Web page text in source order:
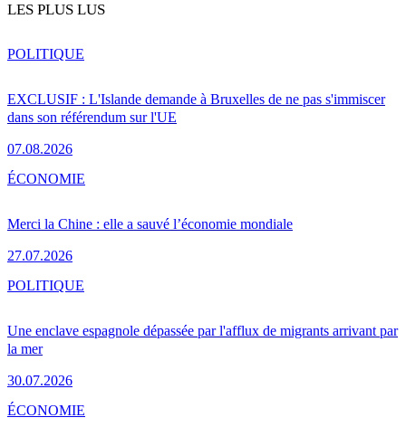
LES PLUS LUS
EXCLUSIF : L'Islande demande à Bruxelles de ne pas s'immiscer
dans son référendum sur l'UE
07.08.2026
POLITIQUE
Merci la Chine : elle a sauvé l’économie mondiale
27.07.2026
ÉCONOMIE
Une enclave espagnole dépassée par l'afflux de migrants arrivant par
la mer
30.07.2026
POLITIQUE
ÉCONOMIE